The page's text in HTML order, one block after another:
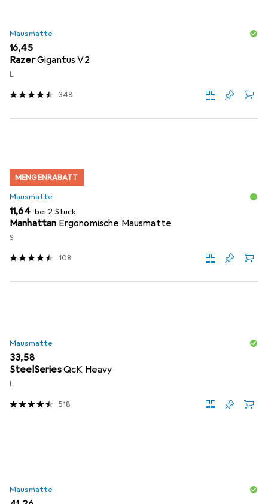
Mausmatte
EUR
16,45
RazerGigantus V2
L
348
MENGENRABATT
Mausmatte
EUR
11,64 bei 2 Stück
Manhattan Ergonomische Mausmatte
S
108
Mausmatte
EUR
33,58
SteelSeriesQcK Heavy
L
518
Mausmatte